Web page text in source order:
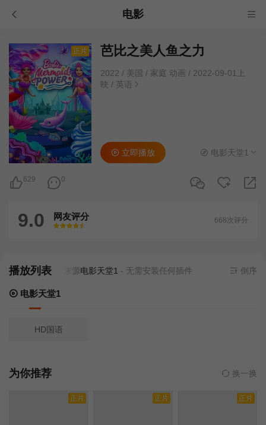
电影
正片 芭比之美人鱼之力
2022 / 美国 / 家庭 动画 / 2022-09-01上
映 / 英语
629 0
立即播放 电影天堂1
9.0 网友评分
很差
较差还行推荐力荐
668次评分
播放列表
当前资源来源电影天堂1- 无需安装任何插件 倒序
电影天堂1
HD国语
为你推荐 换一换
正片 正片 正片